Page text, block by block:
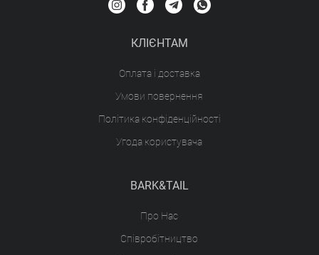
КЛІЄНТАМ
Оплата і доставка
Умови повернення
Політика конфіденційності
Угода користувача
BARK&TAIL
Про Нас
Співробітництво